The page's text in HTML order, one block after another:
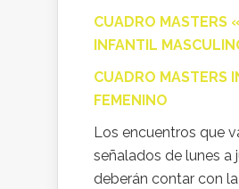
CUADRO MASTERS
INFANTIL
CUADRO MASTERS
FEMENINO
Los encuentros que
señalados de lunes a
deberán contar con la